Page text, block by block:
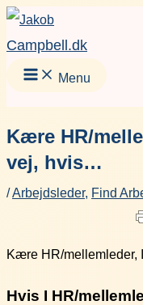
Gå
til
Campbell.dk
Menu
Kære HR/
vej, hvis…
/Arbejdsleder, Find
Kære HR/mellemleder,
Hvis I HR/